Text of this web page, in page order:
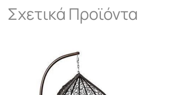
Σχετικά Προϊόντα